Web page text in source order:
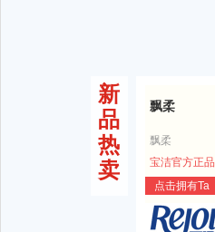
新
品
热
卖
飘柔
飘柔
宝洁官方正品
点击拥有Ta